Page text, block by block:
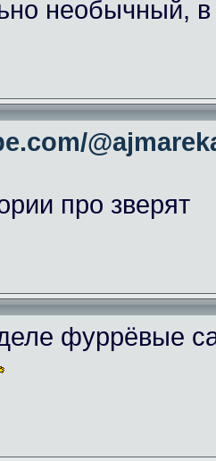
необычный,
про зверят
фуррёвые